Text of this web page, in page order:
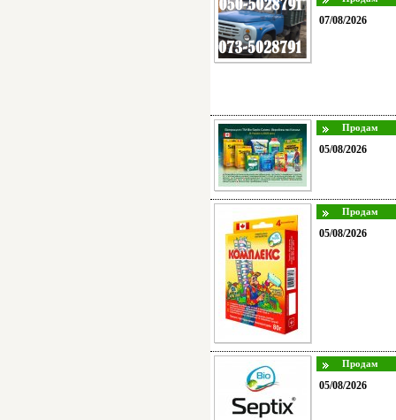
07/08/2026
05/08/2026
05/08/2026
05/08/2026